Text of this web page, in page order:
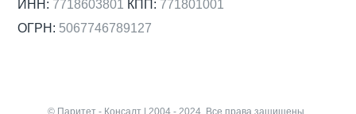
ИНН: 7718603801 КПП: 771801001
ОГРН: 5067746789127
© Паритет - Консалт | 2004 - 2024. Все права защищены.